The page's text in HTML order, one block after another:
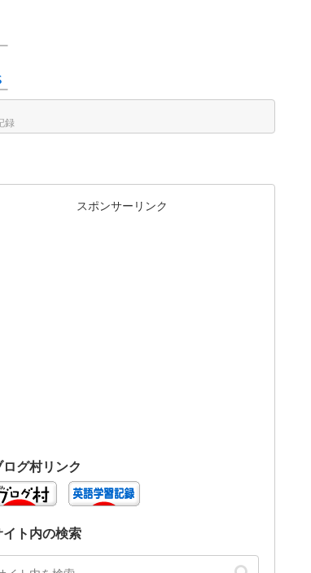
録
スポンサーリンク
ログ村リンク
イト内の検索